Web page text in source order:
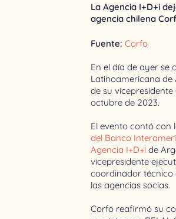
La Agencia I+D+i
agencia chilena
Fuente:Corfo
En el día de ayer se
Latinoamericana de
de su
octubre de 2023.
El evento contó con
del Banco
Agencia I+D+i de
vicepresidente
coordinador técnico
las agencias socias.
Corfo reafirmó su